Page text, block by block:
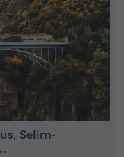
Selim-